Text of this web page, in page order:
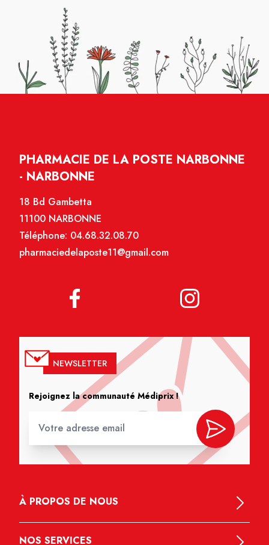
PHARMACIE DE LA POSTE NARBONNE
- NARBONNE
18 Bd Gambetta
11100 NARBONNE
Téléphone: 04.68.32.08.70
pharmaciedelaposte11@gmail.com
NEWSLETTER
Rejoignez la communauté Médiprix !
À PROPOS DE NOUS
NOS SERVICES